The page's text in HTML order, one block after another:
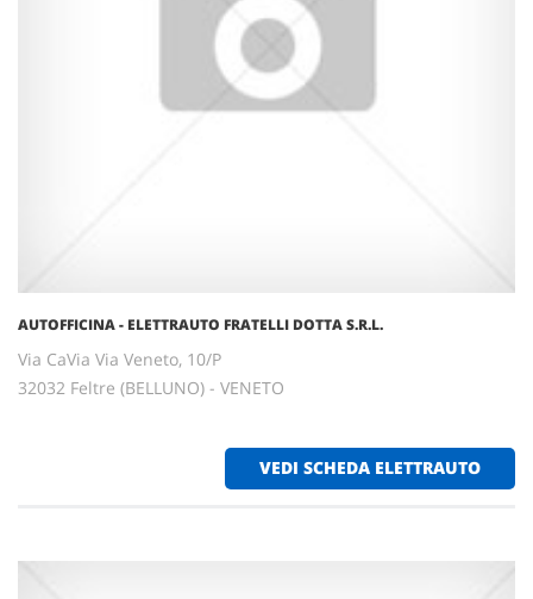
AUTOFFICINA - ELETTRAUTO FRATELLI DOTTA S.R.L.
Via CaVia Via Veneto, 10/P
32032 Feltre (BELLUNO) - VENETO
VEDI SCHEDA ELETTRAUTO